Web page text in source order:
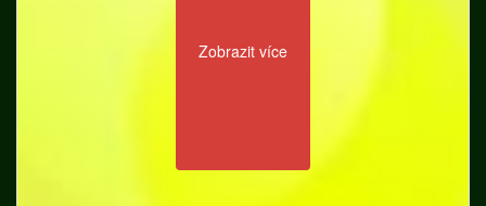
Zobrazit více